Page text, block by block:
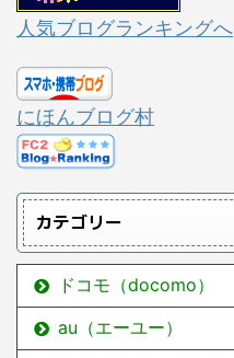
人気ブログランキングへ
にほんブログ村
カテゴリー
ドコモ（docomo）
au（エーユー）